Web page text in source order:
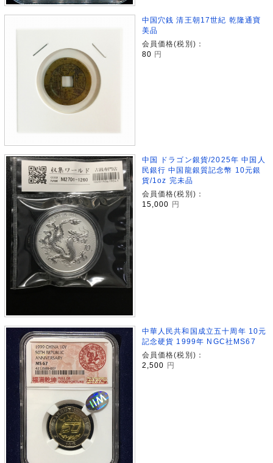
中国穴銭 清王朝17世紀 乾隆通寶
美品
会員価格(税別)：
80 円
中国 ドラゴン銀貨/2025年 中国人
民銀行 中国龍銀質記念幣 10元銀
貨/1oz 完未品
会員価格(税別)：
15,000 円
中華人民共和国成立五十周年 10元
記念硬貨 1999年 NGC社MS67
会員価格(税別)：
2,500
円